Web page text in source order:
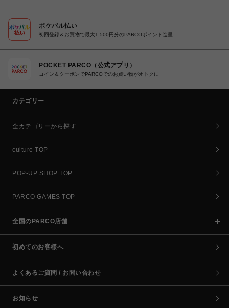
ポケパル払い
初回登録＆お買物で最大1,500円分のPARCOポイント進呈
POCKET PARCO（公式アプリ）
コイン＆クーポンでPARCOでのお買い物がオトクに
カテゴリー
全カテゴリーから探す
culture TOP
POP-UP SHOP TOP
PARCO GAMES TOP
全国のPARCO店舗
初めてのお客様へ
よくあるご質問 / お問い合わせ
お知らせ